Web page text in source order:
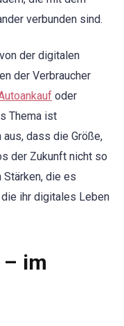
verbunden sind.
der digitalen
der Verbraucher
oder
Thema ist
dass die Größe,
der Zukunft nicht so
die es
ihr digitales Leben
im